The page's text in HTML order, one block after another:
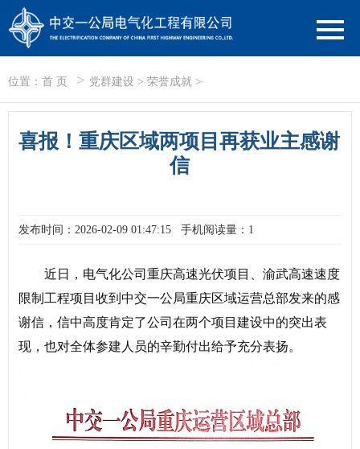
位置： 首 页 > 党群建设 > 荣誉成就 >
喜报！重庆区域两项目再获业主感谢
信
发布时间：2026-02-09 01:47:15 手机阅读量：1
近日，电气化公司重庆高速光伏项目、渝武高速速度
限制工程项目收到中交一公局重庆区域运营总部发来的感
谢信，信中高度肯定了公司在两个项目建设中的突出表
现，也对全体参建人员的辛勤付出给予充分表扬。